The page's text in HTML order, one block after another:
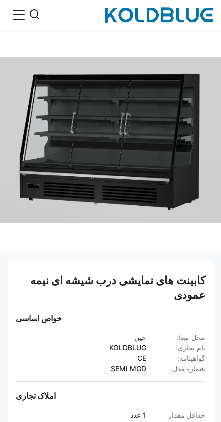
کابینت های نمایشی درب شیشه ای نیمه
عمودی
خواص اساسی
محل مبدا:
چین
نام تجاری:
KOLDBLUG
گواهینامه:
CE
شماره مدل:
SEMI MGD
املاک تجاری
حداقل مقدار
1 عدد